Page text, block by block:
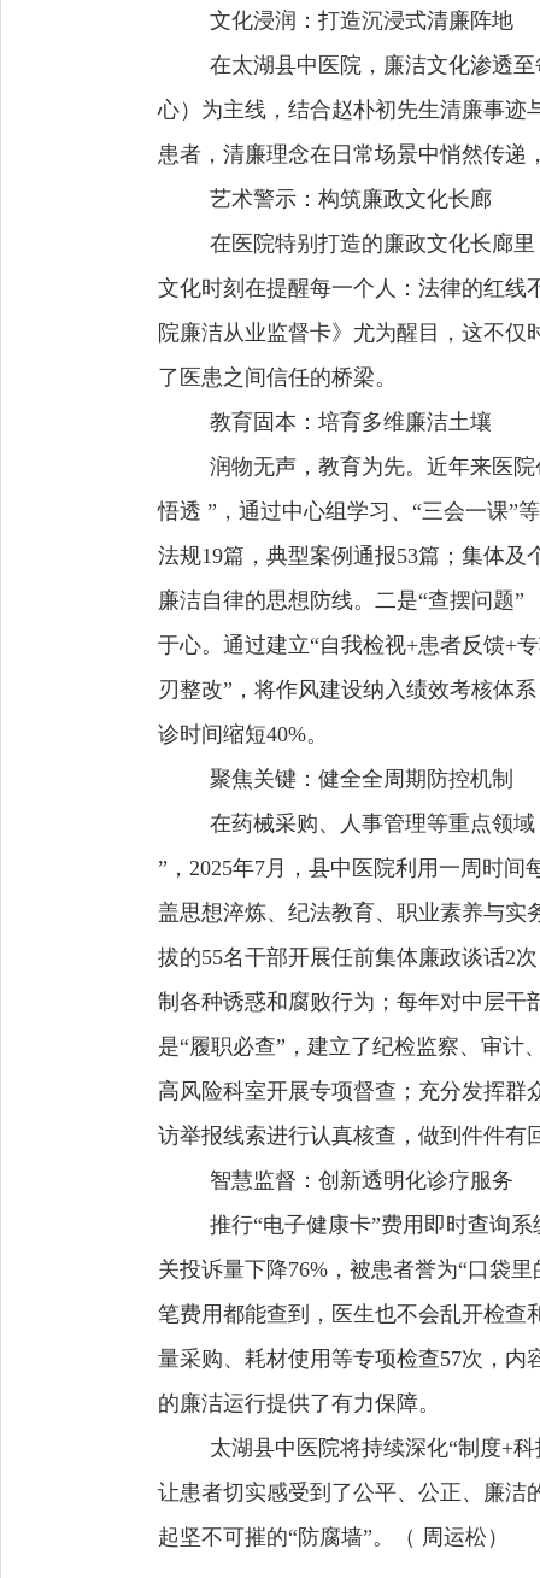
文化浸润：打造沉浸式清廉阵地
在太湖县中医院，廉洁文化渗透
心）为主线，结合赵朴初先生清廉事迹
患者，清廉理念在日常场景中悄然传递
艺术警示：构筑廉政文化长廊
在医院特别打造的廉政文化长廊
文化时刻在提醒每一个人：法律的红线
院廉洁从业监督卡》尤为醒目，这不
了医患之间信任的桥梁。
教育固本：培育多维廉洁土壤
润物无声，教育为先。近年来医
悟透 ”，通过中心组学习、“三会一课”
法规19篇，典型案例通报53篇；集体
廉洁自律的思想防线。二是“查摆问题
于心。通过建立“自我检视+患者反馈+
刃整改”，将作风建设纳入绩效考核体
诊时间缩短40%。
聚焦关键：健全全周期防控机制
在药械采购、人事管理等重点领
”，2025年7月，县中医院利用一周时
盖思想淬炼、纪法教育、职业素养与实
拔的55名干部开展任前集体廉政谈话2
制各种诱惑和腐败行为；每年对中层干
是“履职必查”，建立了纪检监察、审
高风险科室开展专项督查；充分发挥
访举报线索进行认真核查，做到件件有
智慧监督：创新透明化诊疗服务
推行“电子健康卡”费用即时查询
关投诉量下降76%，被患者誉为“口袋
笔费用都能查到，医生也不会乱开检查
量采购、耗材使用等专项检查57次，
的廉洁运行提供了有力保障。
太湖县中医院将持续深化“制度+
让患者切实感受到了公平、公正、廉洁
起坚不可摧的“防腐墙”。（ 周运松）